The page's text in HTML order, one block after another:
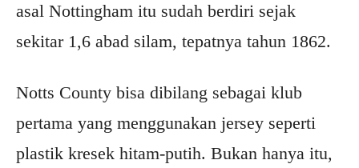
asal Nottingham itu sudah berdiri sejak
sekitar 1,6 abad silam, tepatnya tahun 1862.
Notts County bisa dibilang sebagai klub
pertama yang menggunakan jersey seperti
plastik kresek hitam-putih. Bukan hanya itu,